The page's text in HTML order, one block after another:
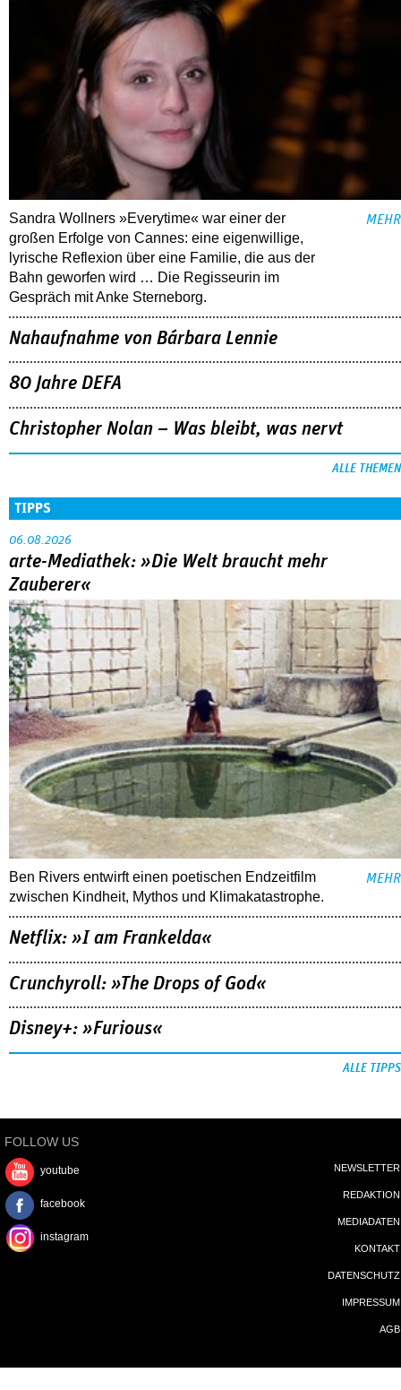
Sandra Wollners »Everytime« war einer der
großen Erfolge von Cannes: eine eigenwillige,
lyrische Reflexion über eine ­Familie, die aus der
Bahn geworfen wird … Die Regisseurin im
Gespräch mit Anke Sterneborg.
MEHR
Nahaufnahme von Bárbara Lennie
80 Jahre DEFA
Christopher Nolan – Was bleibt, was nervt
ALLE THEMEN
TIPPS
06.08.2026
arte-Mediathek: »Die Welt braucht mehr
Zauberer«
Ben Rivers entwirft einen poetischen Endzeitfilm
zwischen Kindheit, Mythos und Klimakatastrophe.
MEHR
Netflix: »I am Frankelda«
Crunchyroll: »The Drops of God«
Disney+: »Furious«
ALLE TIPPS
FOLLOW US
youtube
facebook
instagram
NEWSLETTER
REDAKTION
MEDIADATEN
KONTAKT
DATENSCHUTZ
IMPRESSUM
AGB